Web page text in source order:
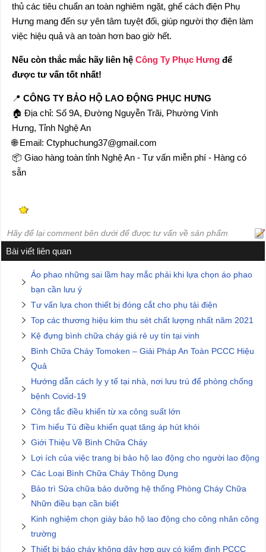
thủ các tiêu chuẩn an toàn nghiêm ngặt, ghế cách điện Phụ
Hưng mang đến sự yên tâm tuyệt đối, giúp người thợ điện làm
việc hiệu quả và an toàn hơn bao giờ hết.
Nếu còn thắc mắc hãy liên hệCông Ty Phục Hưng để
được tư vấn tốt nhất!
📍CÔNG TY BẢO HỘ LAO ĐỘNG PHỤC HƯNG
🏠 Địa chỉ: Số 9A, Đường Nguyễn Trãi, Phường Vinh
Hưng, Tỉnh Nghệ An
🌐 Email: Ctyphuchung37@gmail.com
📦 Giao hàng toàn tỉnh Nghệ An - Tư vấn miễn phí - Hàng có
sẵn
Hãy để lại comment bên dưới để được tư vấn về sản phẩm
Bài viết liên quan
Áo phao những sai lầm hay mắc phải khi lựa chọn áo phao
bạn cần lưu ý
Tư vấn lựa chon thiết bị đóng cắt cho phụ tải điện
Top các thương hiệu kim thu sét chất lượng nhất năm 2021
Kệ đựng bình chữa cháy giá rẻ uy tín tại vinh
Bình Chữa Cháy Tomoken – Giải Pháp An Toàn PCCC Hiệu
Quả
Hướng dẫn cách ly y tế tại nhà, nơi lưu trú để phòng chống
bệnh Covid-19
Công tắc điều khiển từ xa công suất lớn
Tìm hiểu Tủ điều khiển quạt tăng áp hút khói
Giới Thiệu Về Bình Chữa Cháy
Lợi ích của việc trang bị bảo hộ lao động cho người lao động
Các Loại Bình Chữa Cháy Thông Dụng
Bảo trì Sửa chữa bảo dưỡng hệ thống Phòng Cháy Chữa
Nhữn điều bạn cần biết
Kinh nghiệm chọn giày bảo hộ lao động cho công nhân công
trường
Thiết bị báo cháy không dây hợp quy có kiểm định PCCC